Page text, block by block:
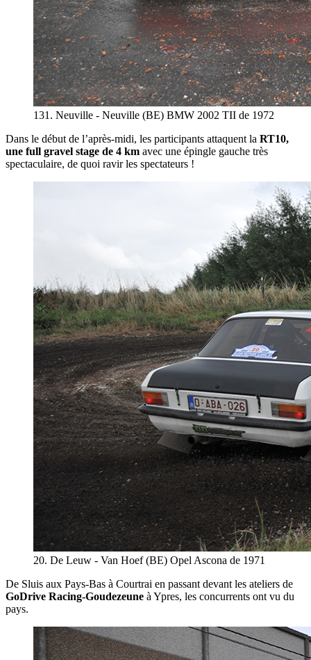
131. Neuville - Neuville (BE) BMW 2002 TII de 1972
Dans le début de l’après-midi, les participants attaquent la RT10,
une full gravel stage de 4 km avec une épingle gauche très
spectaculaire, de quoi ravir les spectateurs !
20. De Leuw - Van Hoef (BE) Opel Ascona de 1971
De Sluis aux Pays-Bas à Courtrai en passant devant les ateliers de
GoDrive Racing-Goudezeune à Ypres, les concurrents ont vu du
pays.